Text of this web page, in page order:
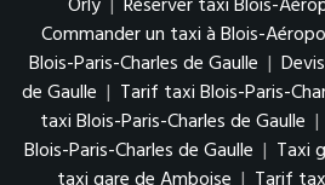
Commander un taxi à Blois-
Blois-Paris-Charles de Gaulle |
de Gaulle | Tarif taxi Blois-Paris-
taxi Blois-Paris-Charles de Gaulle |
Blois-Paris-Charles de Gaulle | Taxi